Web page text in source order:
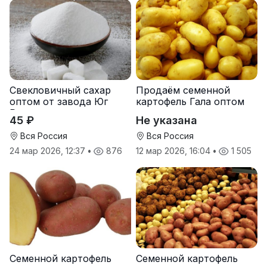
Свекловичный сахар
оптом от завода Юг
Руси
45 ₽
Вся Россия
24 мар 2026, 12:37 • 876
Продаём семенной
картофель Гала оптом
Не указана
Вся Россия
12 мар 2026, 16:04 • 1 505
Семенной картофель
Семенной картофель